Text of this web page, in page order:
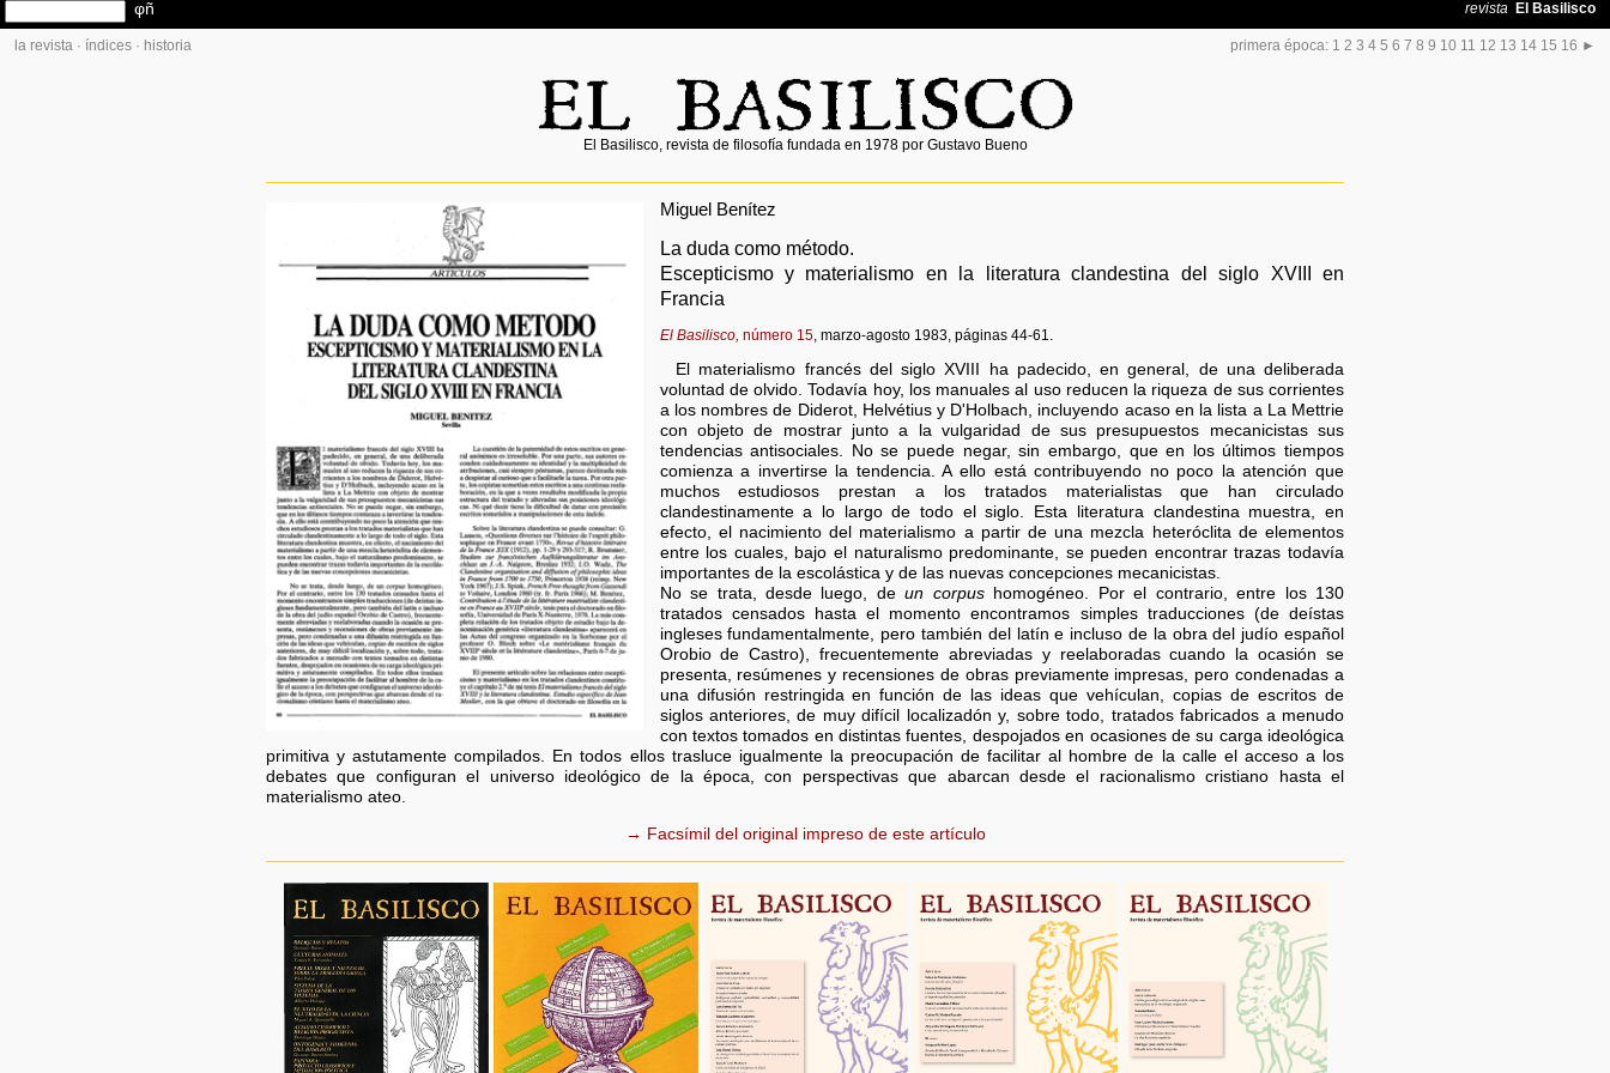
la revista · índices · historia primera época: 1 2 3 4 5 6 7 8 9 10 11 12 13 14 15 16 ►
El Basilisco, revista de filosofía fundada en 1978 por Gustavo Bueno
Miguel Benítez
La duda como método.
Escepticismo y materialismo en la literatura clandestina del siglo XVIII en
Francia
El Basilisco, número 15, marzo-agosto 1983, páginas 44-61.
El materialismo francés del siglo XVIII ha padecido, en general, de una deliberada
voluntad de olvido. Todavía hoy, los manuales al uso reducen la riqueza de sus corrientes
a los nombres de Diderot, Helvétius y D'Holbach, incluyendo acaso en la lista a La Mettrie
con objeto de mostrar junto a la vulgaridad de sus presupuestos mecanicistas sus
tendencias antisociales. No se puede negar, sin embargo, que en los últimos tiempos
comienza a invertirse la tendencia. A ello está contribuyendo no poco la atención que
muchos estudiosos prestan a los tratados materialistas que han circulado
clandestinamente a lo largo de todo el siglo. Esta literatura clandestina muestra, en
efecto, el nacimiento del materialismo a partir de una mezcla heteróclita de elementos
entre los cuales, bajo el naturalismo predominante, se pueden encontrar trazas todavía
importantes de la escolástica y de las nuevas concepciones mecanicistas.
No se trata, desde luego, deun corpushomogéneo. Por el contrario, entre los 130
tratados censados hasta el momento encontramos simples traducciones (de deístas
ingleses fundamentalmente, pero también del latín e incluso de la obra del judío español
Orobio de Castro), frecuentemente abreviadas y reelaboradas cuando la ocasión se
presenta, resúmenes y recensiones de obras previamente impresas, pero condenadas a
una difusión restringida en función de las ideas que vehículan, copias de escritos de
siglos anteriores, de muy difícil localizadón y, sobre todo, tratados fabricados a menudo
con textos tomados en distintas fuentes, despojados en ocasiones de su carga ideológica
primitiva y astutamente compilados. En todos ellos trasluce igualmente la preocupación de facilitar al hombre de la calle el acceso a los
debates que configuran el universo ideológico de la época, con perspectivas que abarcan desde el racionalismo cristiano hasta el
materialismo ateo.
→ Facsímil del original impreso de este artículo